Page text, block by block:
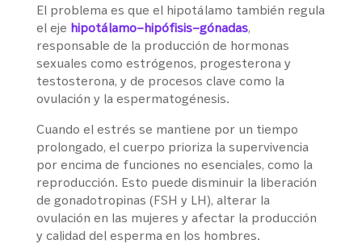
El problema es que el hipotálamo también regula
el eje hipotálamo–hipófisis–gónadas,
responsable de la producción de hormonas
sexuales como estrógenos, progesterona y
testosterona, y de procesos clave como la
ovulación y la espermatogénesis.
Cuando el estrés se mantiene por un tiempo
prolongado, el cuerpo prioriza la supervivencia
por encima de funciones no esenciales, como la
reproducción. Esto puede disminuir la liberación
de gonadotropinas (FSH y LH), alterar la
ovulación en las mujeres y afectar la producción
y calidad del esperma en los hombres.